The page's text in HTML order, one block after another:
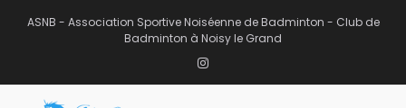
ASNB - Association Sportive Noiséenne de Badminton - Club de
Badminton à Noisy le Grand
Instagram